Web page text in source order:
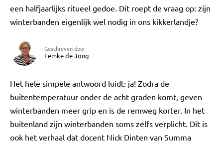
een halfjaarlijks ritueel gedoe. Dit roept de vraag op: zijn
winterbanden eigenlijk wel nodig in ons kikkerlandje?
Geschreven door
Femke de Jong
Het hele simpele antwoord luidt: ja! Zodra de
buitentemperatuur onder de acht graden komt, geven
winterbanden meer grip en is de remweg korter. In het
buitenland zijn winterbanden soms zelfs verplicht. Dit is
ook het verhaal dat docent Nick Dinten van Summa